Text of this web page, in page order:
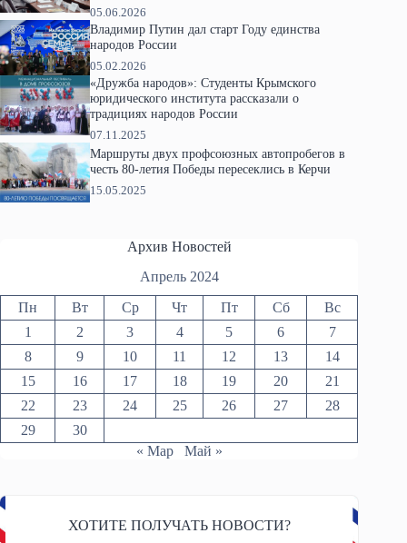
05.06.2026
Владимир Путин дал старт Году единства
народов России
05.02.2026
«Дружба народов»: Студенты Крымского
юридического института рассказали о
традициях народов России
07.11.2025
Маршруты двух профсоюзных автопробегов в
честь 80-летия Победы пересеклись в Керчи
15.05.2025
Архив Новостей
Апрель 2024
Пн Вт Ср Чт Пт Сб
Вс
1
2 3 4 5 6
7
8
9 10 11 12 13
14
15
16 17 18 19 20
21
22
23 24 25 26 27
28
29
30
« Мар
Май »
ХОТИТЕ ПОЛУЧАТЬ НОВОСТИ?